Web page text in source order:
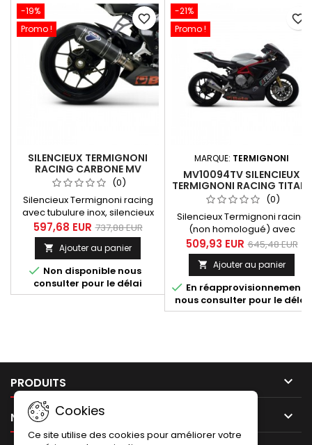
-19%
Promo !
SILENCIEUX TERMIGNONI
RACING CARBONE MV
AGUSTA F3 675/800 2012-
2016
(0)
Silencieux Termignoni racing
avec tubulure inox, silencieux
tout carbone (enveloppe et
embout de silencieux) pour MV
Agusta F3 675/800 années 2012
à 2016.
597,68 EUR 737,88 EUR
 Ajouter au panier
 Non disponible nous
consulter pour le délai
favorite_border
-21%
Promo !
MARQUE: TERMIGNONI
MV10094TV SILENCIEUX
TERMIGNONI RACING TITANE
/ CARBON MV AGUSTA F3
675 / 800 (12-16)
(0)
Silencieux Termignoni racing
(non homologué) avec
tubulure inox, finition titane
avec embout carbone pour
Silencieux Termignoni
homologué titane / carbon MV
Agusta F3 675 / 800 2012-2016.
509,93 EUR 645,48 EUR
 Ajouter au panier
 En réapprovisionnement,
nous consulter pour le délai
favorite_border
PRODUITS 
NOTRE SOCIÉTÉ 
Cookies
Ce site utilise des cookies pour améliorer votre